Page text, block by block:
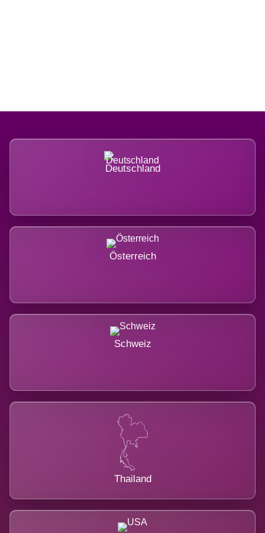
Deutschland
Österreich
Schweiz
Thailand